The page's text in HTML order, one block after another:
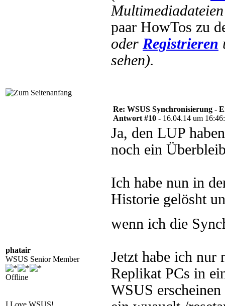
paar HowTos zu
oder Registrieren
sehen).
phatair
WSUS Senior Member
Offline
I Love WSUS!
Re: WSUS Synchronisierung -
Antwort #10 - 16.04.14 um
Ja, den LUP
noch ein
Ich habe nun in
Historie gelösht
wenn ich die
Jetzt habe ich nur
Replikat PCs in
WSUS